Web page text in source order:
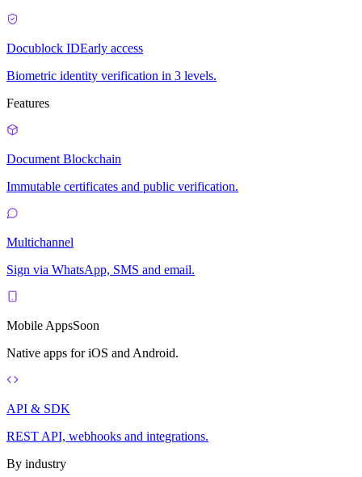
Docublock IDEarly access
Biometric identity verification in 3 levels.
Features
Document Blockchain
Immutable certificates and public verification.
Multichannel
Sign via WhatsApp, SMS and email.
Mobile AppsSoon
Native apps for iOS and Android.
API & SDK
REST API, webhooks and integrations.
By industry